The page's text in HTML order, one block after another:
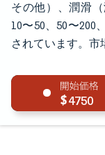
その他）、潤滑
10〜50、50〜200
されています。市
4750